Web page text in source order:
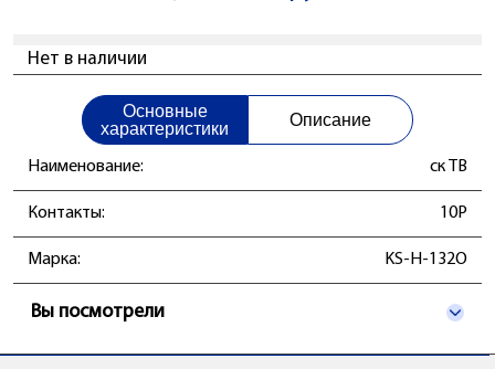
Нет в наличии
Основные
характеристики
Описание
Наименование: ск ТВ
Контакты: 10P
Марка: KS-H-132O
Вы посмотрели